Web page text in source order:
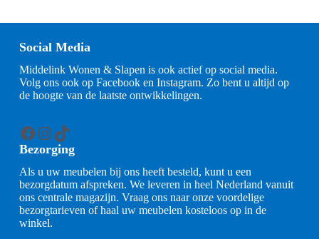
Social Media
Middelink Wonen & Slapen is ook actief op social media.
Volg ons ook op Facebook en Instagram. Zo bent u altijd op
de hoogte van de laatste ontwikkelingen.
Facebook
Instagram
TikTok
Bezorging
Als u uw meubelen bij ons heeft besteld, kunt u een
bezorgdatum afspreken. We leveren in heel Nederland vanuit
ons centrale magazijn. Vraag ons naar onze voordelige
bezorgtarieven of haal uw meubelen kosteloos op in de
winkel.